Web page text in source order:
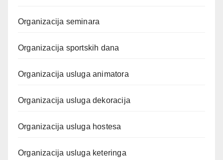
Organizacija seminara
Organizacija sportskih dana
Organizacija usluga animatora
Organizacija usluga dekoracija
Organizacija usluga hostesa
Organizacija usluga keteringa